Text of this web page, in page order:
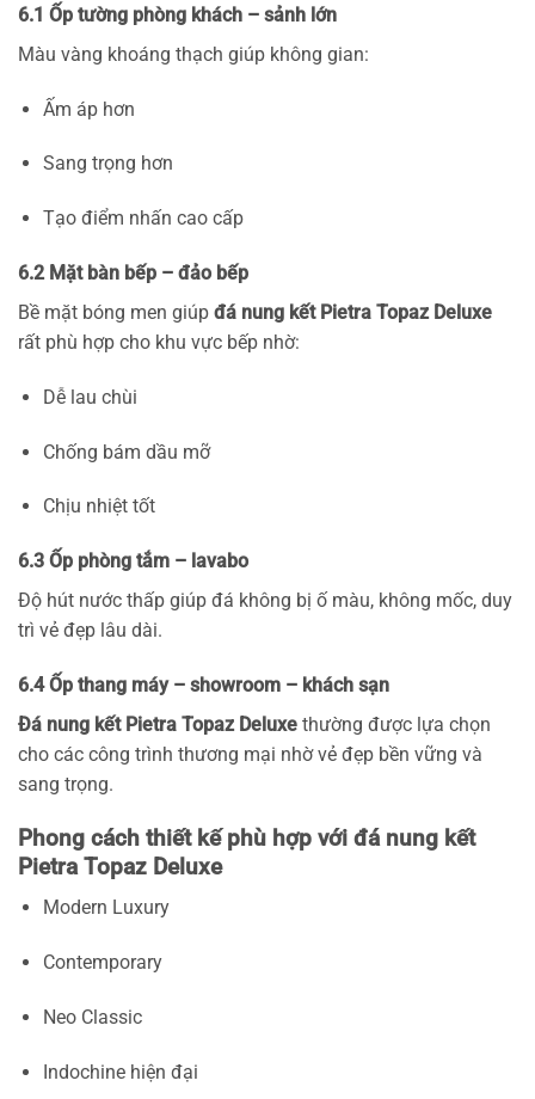
6.1 Ốp tường phòng khách – sảnh lớn
Màu vàng khoáng thạch giúp không gian:
Ấm áp hơn
Sang trọng hơn
Tạo điểm nhấn cao cấp
6.2 Mặt bàn bếp – đảo bếp
Bề mặt bóng men giúp đá nung kết Pietra Topaz Deluxe
rất phù hợp cho khu vực bếp nhờ:
Dễ lau chùi
Chống bám dầu mỡ
Chịu nhiệt tốt
6.3 Ốp phòng tắm – lavabo
Độ hút nước thấp giúp đá không bị ố màu, không mốc, duy
trì vẻ đẹp lâu dài.
6.4 Ốp thang máy – showroom – khách sạn
Đá nung kết Pietra Topaz Deluxe thường được lựa chọn
cho các công trình thương mại nhờ vẻ đẹp bền vững và
sang trọng.
Phong cách thiết kế phù hợp với đá nung kết
Pietra Topaz Deluxe
Modern Luxury
Contemporary
Neo Classic
Indochine hiện đại